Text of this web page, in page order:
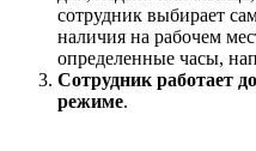
сотрудник выбирает
наличия на рабочем
определенные часы,
Сотрудник работает
режиме.